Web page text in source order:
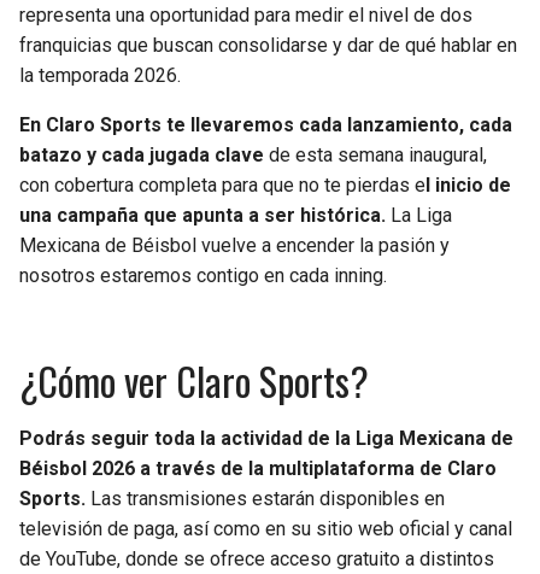
representa una oportunidad para medir el nivel de dos
franquicias que buscan consolidarse y dar de qué hablar en
la temporada 2026.
En Claro Sports te llevaremos cada lanzamiento, cada
batazo y cada jugada clave de esta semana inaugural,
con cobertura completa para que no te pierdas e l inicio de
una campaña que apunta a ser histórica. La Liga
Mexicana de Béisbol vuelve a encender la pasión y
nosotros estaremos contigo en cada inning.
¿Cómo ver Claro Sports?
Podrás seguir toda la actividad de la Liga Mexicana de
Béisbol 2026 a través de la multiplataforma de Claro
Sports. Las transmisiones estarán disponibles en
televisión de paga, así como en su sitio web oficial y canal
de YouTube, donde se ofrece acceso gratuito a distintos